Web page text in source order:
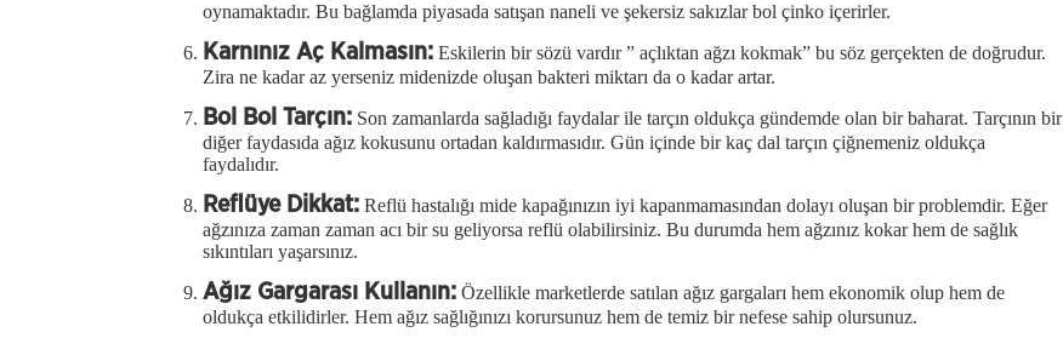
oynamaktadır. Bu bağlamda piyasada satışan naneli ve şekersiz sakızlar bol çinko içerirler.
Karnınız Aç Kalmasın: Eskilerin bir sözü vardır ” açlıktan ağzı kokmak” bu söz gerçekten de doğrudur.
Zira ne kadar az yerseniz midenizde oluşan bakteri miktarı da o kadar artar.
Bol Bol Tarçın: Son zamanlarda sağladığı faydalar ile tarçın oldukça gündemde olan bir baharat. Tarçının bir
diğer faydasıda ağız kokusunu ortadan kaldırmasıdır. Gün içinde bir kaç dal tarçın çiğnemeniz oldukça
faydalıdır.
Reflüye Dikkat: Reflü hastalığı mide kapağınızın iyi kapanmamasından dolayı oluşan bir problemdir. Eğer
ağzınıza zaman zaman acı bir su geliyorsa reflü olabilirsiniz. Bu durumda hem ağzınız kokar hem de sağlık
sıkıntıları yaşarsınız.
Ağız Gargarası Kullanın: Özellikle marketlerde satılan ağız gargaları hem ekonomik olup hem de
oldukça etkilidirler. Hem ağız sağlığınızı korursunuz hem de temiz bir nefese sahip olursunuz.